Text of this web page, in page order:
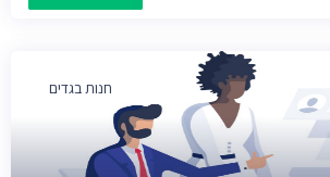
חנות בגדים